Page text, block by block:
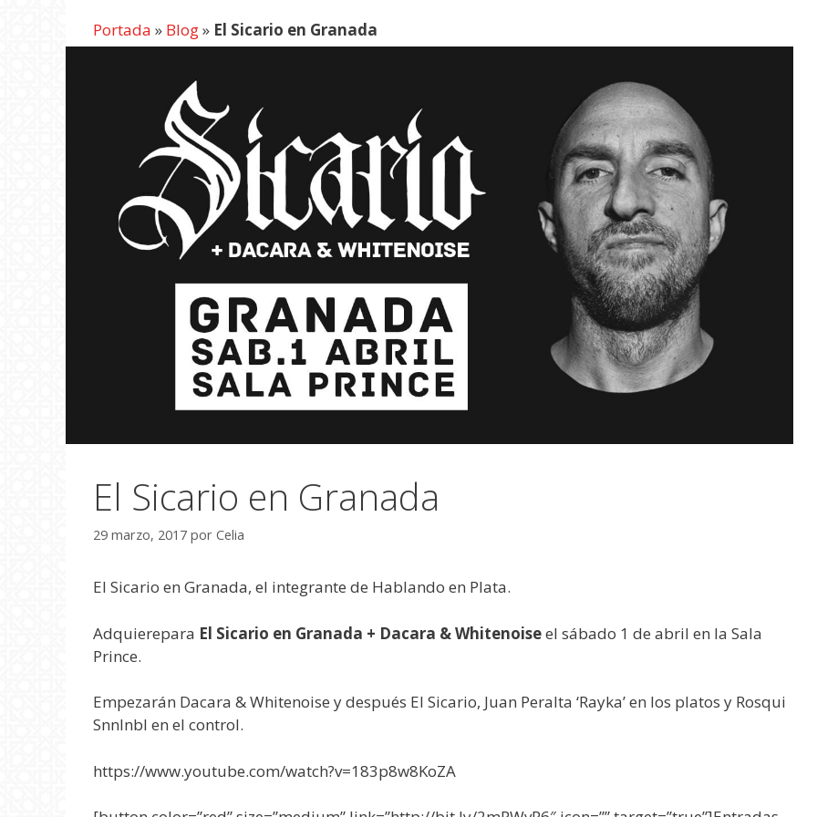
Portada » Blog» El Sicario en Granada
El Sicario en Granada
29 marzo, 2017 por Celia
El Sicario en Granada, el integrante de Hablando en Plata.
Adquierepara El Sicario en Granada + Dacara & Whitenoiseel sábado 1 de abril en la Sala
Prince.
Empezarán Dacara & Whitenoise y después El Sicario, Juan Peralta ‘Rayka’ en los platos y Rosqui
Snnlnbl en el control.
https://www.youtube.com/watch?v=183p8w8KoZA